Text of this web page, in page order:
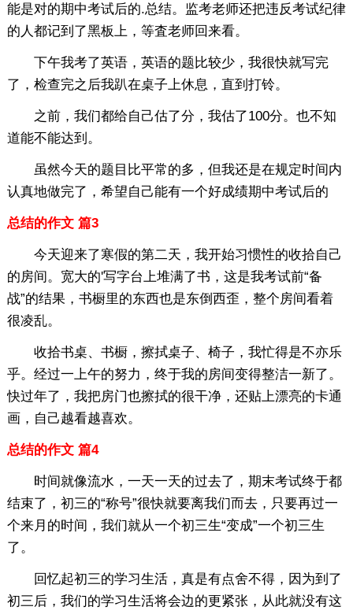
能是对的期中考试后的.总结。监考老师还把违反考试纪律
的人都记到了黑板上，等査老师回来看。
下午我考了英语，英语的题比较少，我很快就写完
了，检查完之后我趴在桌子上休息，直到打铃。
之前，我们都给自己估了分，我估了100分。也不知
道能不能达到。
虽然今天的题目比平常的多，但我还是在规定时间内
认真地做完了，希望自己能有一个好成绩期中考试后的
总结的作文 篇3
今天迎来了寒假的第二天，我开始习惯性的收拾自己
的房间。宽大的'写字台上堆满了书，这是我考试前“备
战”的结果，书橱里的东西也是东倒西歪，整个房间看着
很凌乱。
收拾书桌、书橱，擦拭桌子、椅子，我忙得是不亦乐
乎。经过一上午的努力，终于我的房间变得整洁一新了。
快过年了，我把房门也擦拭的很干净，还贴上漂亮的卡通
画，自己越看越喜欢。
总结的作文 篇4
时间就像流水，一天一天的过去了，期末考试终于都
结束了，初三的“称号”很快就要离我们而去，只要再过一
个来月的时间，我们就从一个初三生“变成”一个初三生
了。
回忆起初三的学习生活，真是有点舍不得，因为到了
初三后，我们的学习生活将会边的更紧张，从此就没有这